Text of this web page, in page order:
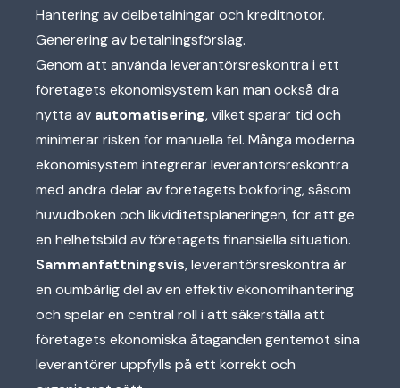
Hantering av delbetalningar och kreditnotor.
Generering av betalningsförslag.
Genom att använda leverantörsreskontra i ett
företagets ekonomisystem kan man också dra
nytta av automatisering, vilket sparar tid och
minimerar risken för manuella fel. Många moderna
ekonomisystem integrerar leverantörsreskontra
med andra delar av företagets bokföring, såsom
huvudboken och likviditetsplaneringen, för att ge
en helhetsbild av företagets finansiella situation.
Sammanfattningsvis, leverantörsreskontra är
en oumbärlig del av en effektiv ekonomihantering
och spelar en central roll i att säkerställa att
företagets ekonomiska åtaganden gentemot sina
leverantörer uppfylls på ett korrekt och